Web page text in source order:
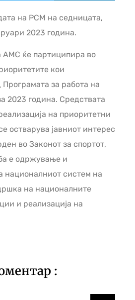
на РСМ на седницата,
2023 година.
АМС ќе партиципира во
кои
Програмата за работа на
2023 година. Средствата
на приоритетни
остварува јавниот интерес
во Законот за спортот,
е одржување и
националниот систем на
на националните
и реализација на
: